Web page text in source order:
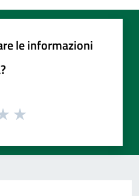
le informazioni